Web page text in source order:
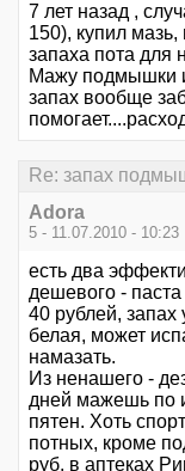
7 лет назад ,
150), купил
запаха пота для
Мажу подмышки
запах вообще
Re: запах
Adora
5 - 11.07.2010 - 10:23
есть два
дешевого -
40 рублей, запах
белая, может
намазать.
Из ненашего -
дней мажешь по
пятен. Хоть
потных, кроме
руб. в аптеках